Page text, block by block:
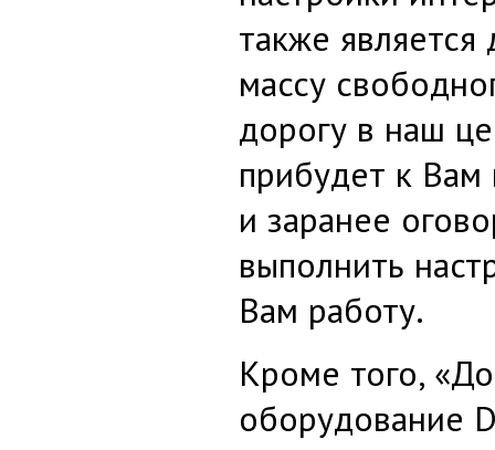
также
массу
дорогу в наш
прибудет к
и заранее
выполнить
Вам работу.
Кроме того,
оборудование